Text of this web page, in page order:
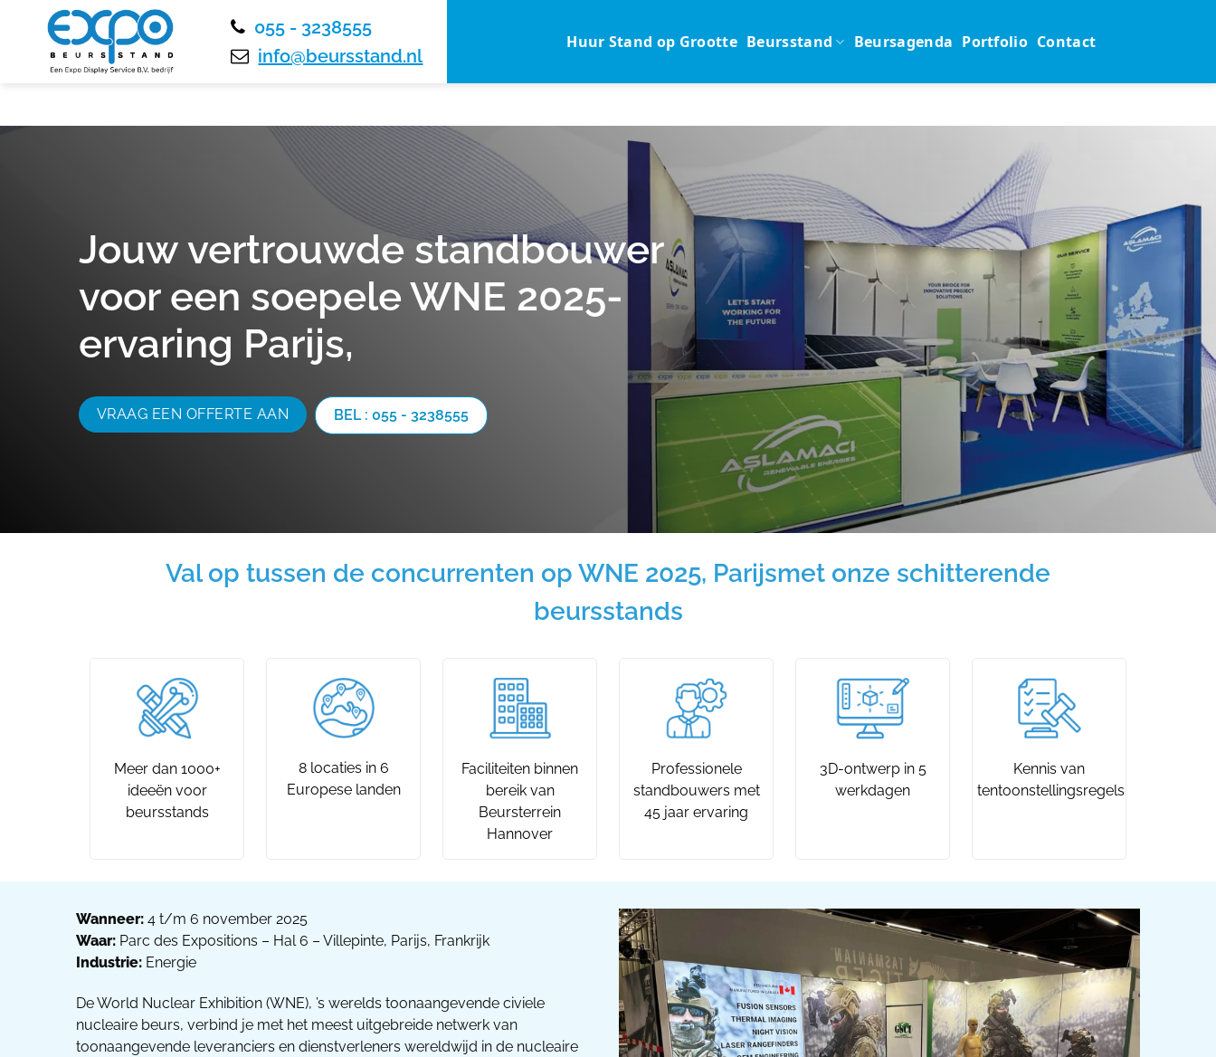
055 - 3238555
info@beursstand.nl
Huur Stand op Grootte Beursstand Beursagenda Portfolio Contact
Jouw vertrouwde standbouwer
voor een soepele WNE 2025-
ervaring Parijs,
VRAAG EEN OFFERTE AAN BEL : 055 - 3238555
Val op tussen de concurrenten op WNE 2025, Parijsmet onze schitterende
beursstands
Meer dan 1000+
ideeën voor
beursstands
8 locaties in 6
Europese landen
Faciliteiten binnen
bereik van
Beursterrein
Hannover
Professionele
standbouwers met
45 jaar ervaring
3D-ontwerp in 5
werkdagen
Kennis van
tentoonstellingsregels
Wanneer: 4 t/m 6 november 2025
Waar: Parc des Expositions – Hal 6 – Villepinte, Parijs, Frankrijk
Industrie: Energie
De World Nuclear Exhibition (WNE), ’s werelds toonaangevende civiele
nucleaire beurs, verbind je met het meest uitgebreide netwerk van
toonaangevende leveranciers en dienstverleners wereldwijd in de nucleaire